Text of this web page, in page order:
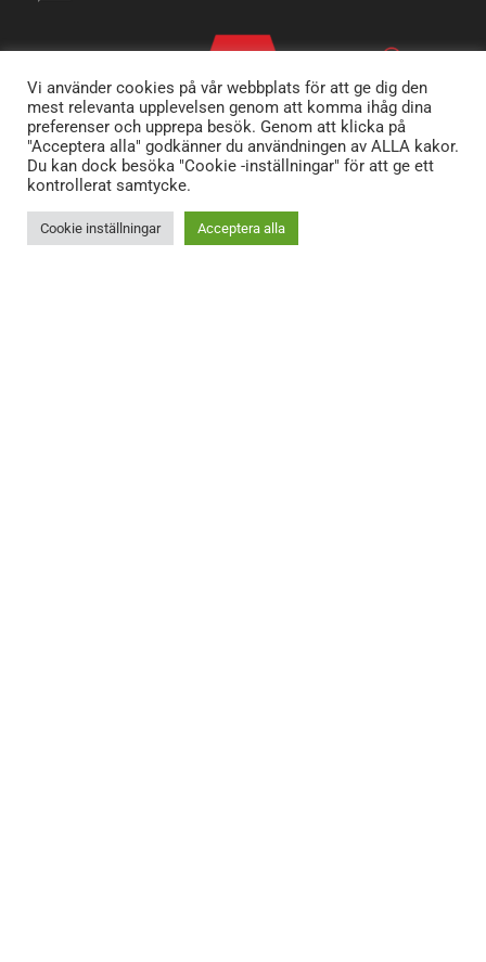
Vi använder cookies på vår webbplats för att ge dig den
mest relevanta upplevelsen genom att komma ihåg dina
preferenser och upprepa besök. Genom att klicka på
"Acceptera alla" godkänner du användningen av ALLA kakor.
Du kan dock besöka "Cookie -inställningar" för att ge ett
kontrollerat samtycke.
Cookie inställningar Acceptera alla